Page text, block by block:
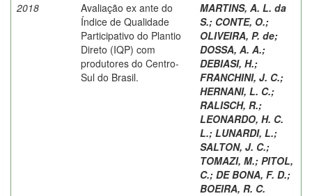
2018
Avaliação ex ante do
Índice de Qualidade
Participativo do Plantio
Direto (IQP) com
produtores do Centro-
Sul do Brasil.
MARTINS, A. L. da
S.; CONTE, O.;
OLIVEIRA, P. de;
DOSSA, A. A.;
DEBIASI, H.;
FRANCHINI, J. C.;
HERNANI, L. C.;
RALISCH, R.;
LEONARDO, H. C.
L.; LUNARDI, L.;
SALTON, J. C.;
TOMAZI, M.; PITOL,
C.; DE BONA, F. D.;
BOEIRA, R. C.